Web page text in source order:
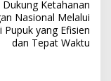
Dukung Ketahanan
Nasional Melalui
Pupuk yang Efisien
dan Tepat Waktu